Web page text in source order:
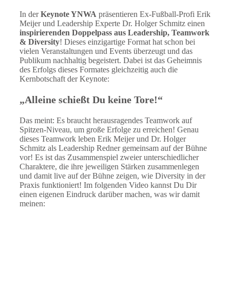
In derKeynote YNWA präsentieren Ex-Fußball-Profi Erik
Meijer und Leadership Experte Dr. Holger Schmitz einen
inspirierenden Doppelpass aus Leadership, Teamwork
& Diversity! Dieses einzigartige Format hat schon bei
vielen Veranstaltungen und Events überzeugt und das
Publikum nachhaltig begeistert. Dabei ist das Geheimnis
des Erfolgs dieses Formates gleichzeitig auch die
Kernbotschaft der Keynote:
„Alleine schießt Du keine Tore!“
Das meint: Es braucht herausragendes Teamwork auf
Spitzen-Niveau, um große Erfolge zu erreichen! Genau
dieses Teamwork leben Erik Meijer und Dr. Holger
Schmitz als Leadership Redner gemeinsam auf der Bühne
vor! Es ist das Zusammenspiel zweier unterschiedlicher
Charaktere, die ihre jeweiligen Stärken zusammenlegen
und damit live auf der Bühne zeigen, wie Diversity in der
Praxis funktioniert! Im folgenden Video kannst Du Dir
einen eigenen Eindruck darüber machen, was wir damit
meinen: